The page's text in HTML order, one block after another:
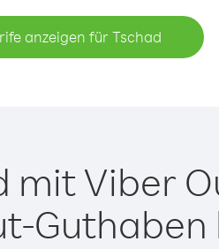
anzeigen für Tschad
mit Viber